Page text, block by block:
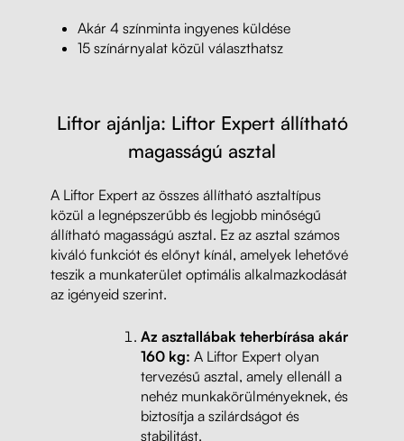
Akár 4 színminta ingyenes küldése
15 színárnyalat közül választhatsz
Liftor ajánlja: Liftor Expert állítható
magasságú asztal
A Liftor Expert az összes állítható asztaltípus
közül a legnépszerűbb és legjobb minőségű
állítható magasságú asztal. Ez az asztal számos
kiváló funkciót és előnyt kínál, amelyek lehetővé
teszik a munkaterület optimális alkalmazkodását
az igényeid szerint.
Az asztallábak teherbírása akár
160 kg: A Liftor Expert olyan
tervezésű asztal, amely ellenáll a
nehéz munkakörülményeknek, és
biztosítja a szilárdságot és
stabilitást.